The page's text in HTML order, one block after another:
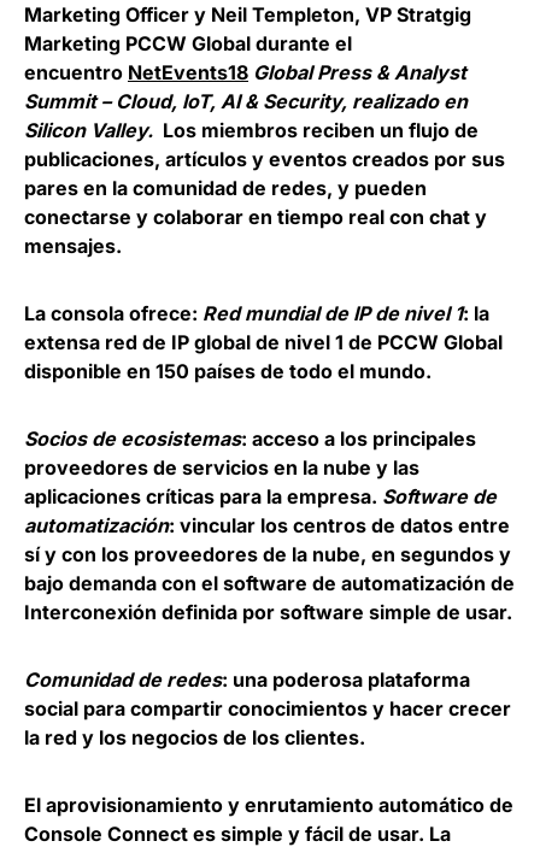
Marketing Officer y Neil Templeton, VP Stratgig
Marketing PCCW Global durante el
encuentro NetEvents18 Global Press & Analyst
Summit – Cloud, IoT, AI & Security, realizado en
Silicon Valley. Los miembros reciben un flujo de
publicaciones, artículos y eventos creados por sus
pares en la comunidad de redes, y pueden
conectarse y colaborar en tiempo real con chat y
mensajes.
La consola ofrece: Red mundial de IP de nivel 1: la
extensa red de IP global de nivel 1 de PCCW Global
disponible en 150 países de todo el mundo.
Socios de ecosistemas: acceso a los principales
proveedores de servicios en la nube y las
aplicaciones críticas para la empresa. Software de
automatización: vincular los centros de datos entre
sí y con los proveedores de la nube, en segundos y
bajo demanda con el software de automatización de
Interconexión definida por software simple de usar.
Comunidad de redes: una poderosa plataforma
social para compartir conocimientos y hacer crecer
la red y los negocios de los clientes.
El aprovisionamiento y enrutamiento automático de
Console Connect es simple y fácil de usar. La